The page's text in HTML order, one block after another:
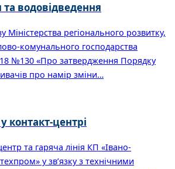
водовідведення
Міністерства регіонального розвитку,
комунального господарства
№130 «Про затвердження Порядку
про намір зміни…
контакт-центрі
та гаряча лінія КП «Івано-
у зв’язку з технічними